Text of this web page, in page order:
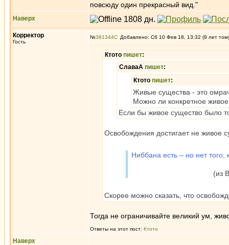
повсюду один прекрасный вид."
Наверх
Корректор
Гость
№381344 Добавлено: Сб 10 Фев 18, 13:32 (9 лет
Ктото пишет:
СлаваА пишет:
Ктото пишет:
Живые существа - это
Можно ли конкретное
Если бы живое существо было
Освобождения достигает не живое
Ниббана есть – но нет того,
(из
Скорее можно сказать, что
Тогда не ограничивайте великий ум,
Ответы на этот пост: Ктото
Наверх